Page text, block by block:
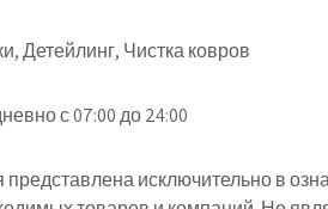
Детейлинг, Чистка ковров
с 07:00 до 24:00
исключительно в